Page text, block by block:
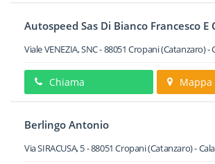
Autospeed Sas Di Bianco Francesco E
Viale VENEZIA, SNC-88051 Cropani(Catanzaro) -
Chiama Mappa
Berlingo Antonio
Via SIRACUSA, 5-88051 Cropani(Catanzaro) -